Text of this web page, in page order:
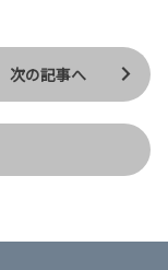
次の記事へ